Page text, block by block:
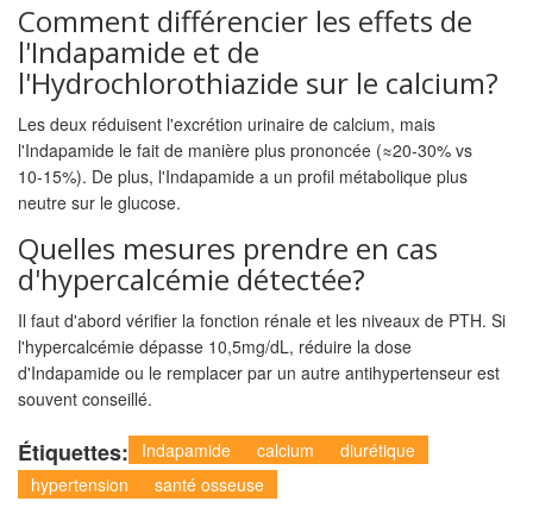
Comment différencier les effets de
l'Indapamide et de
l'Hydrochlorothiazide sur le calcium?
Les deux réduisent l'excrétion urinaire de calcium, mais
l'Indapamide le fait de manière plus prononcée (≈20‑30% vs
10‑15%). De plus, l'Indapamide a un profil métabolique plus
neutre sur le glucose.
Quelles mesures prendre en cas
d'hypercalcémie détectée?
Il faut d'abord vérifier la fonction rénale et les niveaux de PTH. Si
l'hypercalcémie dépasse 10,5mg/dL, réduire la dose
d'Indapamide ou le remplacer par un autre antihypertenseur est
souvent conseillé.
Étiquettes: Indapamide calcium
diurétique
hypertension
santé osseuse